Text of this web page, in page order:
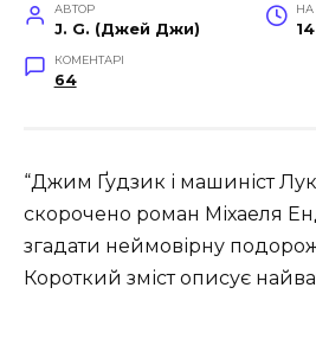
АВТОР
J. G. (Джей Джи)
НА
КОМЕНТАРІ
64
“Джим Ґудзик і машиніст
скорочено роман Міхаеля
згадати неймовірну
Короткий зміст описує